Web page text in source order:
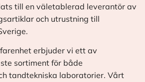
till en väletablerad leverantör av
och utrustning till
erbjuder vi ett av
sortiment för både
tandtekniska laboratorier. Vårt